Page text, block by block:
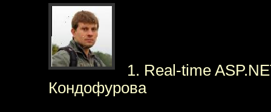
1. Real-time
Кондофурова